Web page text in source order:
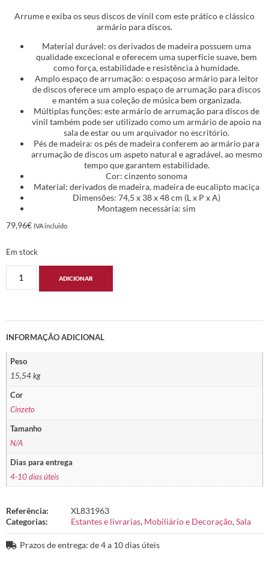
Arrume e exiba os seus discos de vinil com este prático e clássico
armário para discos.
Material durável: os derivados de madeira possuem uma
qualidade excecional e oferecem uma superfície suave, bem
como força, estabilidade e resistência à humidade.
Amplo espaço de arrumação: o espaçoso armário para leitor
de discos oferece um amplo espaço de arrumação para discos
e mantém a sua coleção de música bem organizada.
Múltiplas funções: este armário de arrumação para discos de
vinil também pode ser utilizado como um armário de apoio na
sala de estar ou um arquivador no escritório.
Pés de madeira: os pés de madeira conferem ao armário para
arrumação de discos um aspeto natural e agradável, ao mesmo
tempo que garantem estabilidade.
Cor: cinzento sonoma
Material: derivados de madeira, madeira de eucalipto maciça
Dimensões: 74,5 x 38 x 48 cm (L x P x A)
Montagem necessária: sim
79,96€ IVA incluido
Em stock
ADICIONAR
INFORMAÇÃO ADICIONAL
Peso
15,54 kg
Cor
Cinzeto
Tamanho
N/A
Dias para entrega
4-10 dias úteis
Referência:
XL831963
Categorias:
Estantes e livrarias, Mobiliário e Decoração,Sala
Prazos de entrega: de 4 a 10 dias úteis